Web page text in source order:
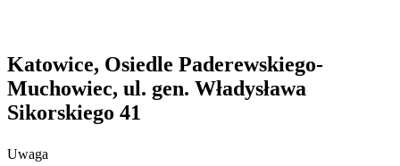
Katowice, Osiedle Paderewskiego-
Muchowiec, ul. gen. Władysława
Sikorskiego 41
Uwaga